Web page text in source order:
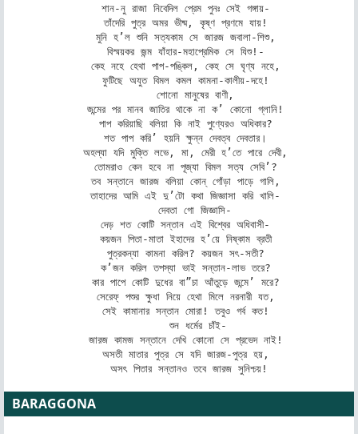
   তাঁদেরি পুত্র অমর ভীষ্ম, কৃষ্ণ প্রণমে যায়!
   তব সন্তানে জারজ বলিয়া কোন্‌ গোঁড়া পাড়ে গালি,
   তাহাদের আমি এই দু’টো কথা জিজ্ঞাসা করি খালি-
   অসৎ পিতার সন্তানও তবে জারজ সুনিশ্চয়!
BARAGGONA